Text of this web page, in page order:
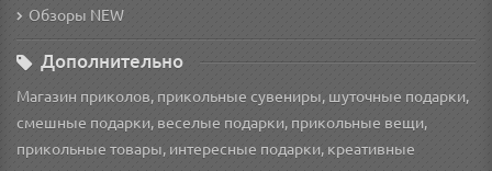
Обзоры NEW
Дополнительно
Магазин приколов, прикольные сувениры, шуточные подарки,
смешные подарки, веселые подарки, прикольные вещи,
прикольные товары, интересные подарки, креативные